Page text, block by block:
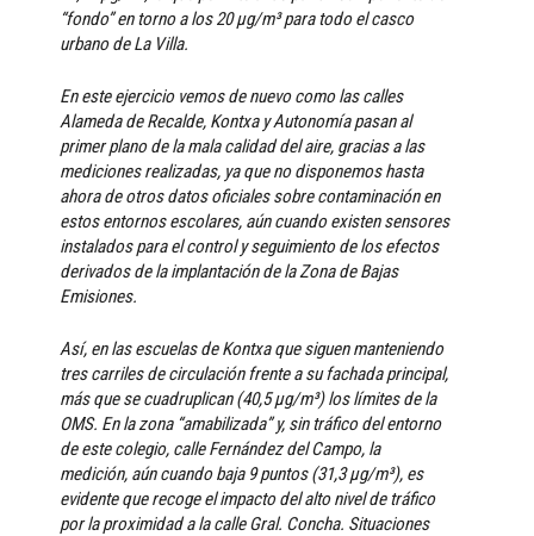
“fondo” en torno a los 20 µg/m³ para todo el casco
urbano de La Villa.
En este ejercicio vemos de nuevo como las calles
Alameda de Recalde, Kontxa y Autonomía pasan al
primer plano de la mala calidad del aire, gracias a las
mediciones realizadas, ya que no disponemos hasta
ahora de otros datos oficiales sobre contaminación en
estos entornos escolares, aún cuando existen sensores
instalados para el control y seguimiento de los efectos
derivados de la implantación de la Zona de Bajas
Emisiones.
Así, en las escuelas de Kontxa que siguen manteniendo
tres carriles de circulación frente a su fachada principal,
más que se cuadruplican (40,5 µg/m³) los límites de la
OMS. En la zona “amabilizada” y, sin tráfico del entorno
de este colegio, calle Fernández del Campo, la
medición, aún cuando baja 9 puntos (31,3 µg/m³), es
evidente que recoge el impacto del alto nivel de tráfico
por la proximidad a la calle Gral. Concha. Situaciones